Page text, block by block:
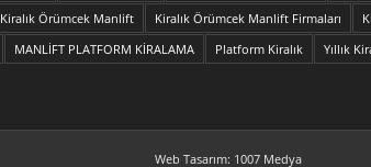
Kiralık Örümcek Manlift Kiralık Örümcek Manlift Firmaları
MANLİFT PLATFORM KİRALAMA Platform Kiralık Yıllık
Web Tasarım: 1007 Medya